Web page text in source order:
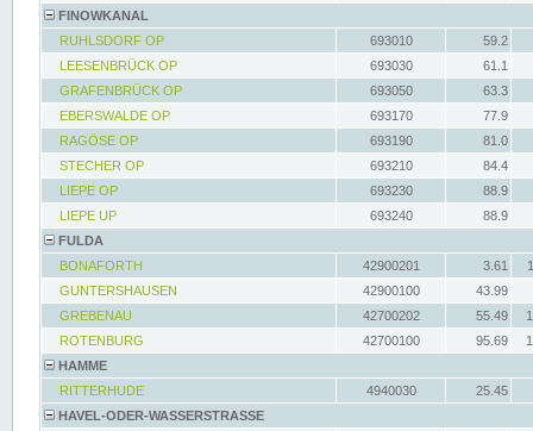
FINOWKANAL
RUHLSDORF OP
693010
59.2
LEESENBRÜCK OP
693030
61.1
GRAFENBRÜCK OP
693050
63.3
EBERSWALDE OP
693170
77.9
RAGÖSE OP
693190
81.0
STECHER OP
693210
84.4
LIEPE OP
693230
88.9
LIEPE UP
693240
88.9
FULDA
BONAFORTH
42900201 3.61
GUNTERSHAUSEN
42900100
43.99
GREBENAU
42700202 55.49
ROTENBURG
42700100 95.69
HAMME
RITTERHUDE
4940030
25.45
HAVEL-ODER-WASSERSTRASSE